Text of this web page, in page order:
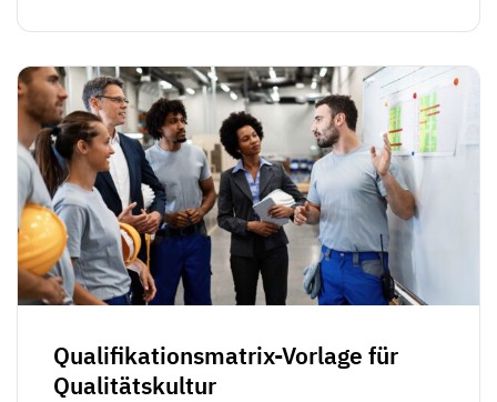
Qualifikationsmatrix-Vorlage für
Qualitätskultur